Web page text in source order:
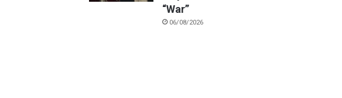
“War”
06/08/2026